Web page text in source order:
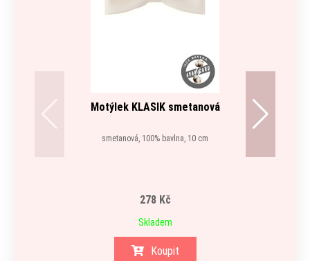
Motýlek KLASIK smetanová
smetanová, 100% bavlna, 10 cm
278 Kč
Skladem
Koupit